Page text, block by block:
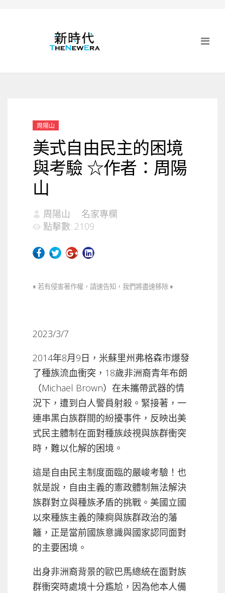
周陽山
美式自由民主的困境
與考驗 ☆作者：周陽
山
周陽山
名家專欄
點擊數: 2109
♦ 若有侵害著作權，請速告知，我們將盡速移除 ♦
2023/3/7
2014年8月9日，米蘇里州弗格森市爆發
了種族流血衝突，18歲非洲裔青年布朗
（Michael Brown）在未攜帶武器的情
況下，遭到白人警員射殺。緊接著，一
連串黑白族群間的紛擾事件，反映出美
式民主體制在面對種族歧視與族群衝突
時，難以化解的困境。
這是自由民主制度面臨的嚴峻考驗！也
就是說，自由主義的憲政體制無法解決
族群對立與種族矛盾的挑戰。美國立國
以來種族主義的陳痾與族群政治的藩
籬，正是當前國族意識與國家認同面對
的主要困境。
出身非洲裔背景的歐巴馬總統在面對族
群衝突時處境十分尷尬，因為他本人備